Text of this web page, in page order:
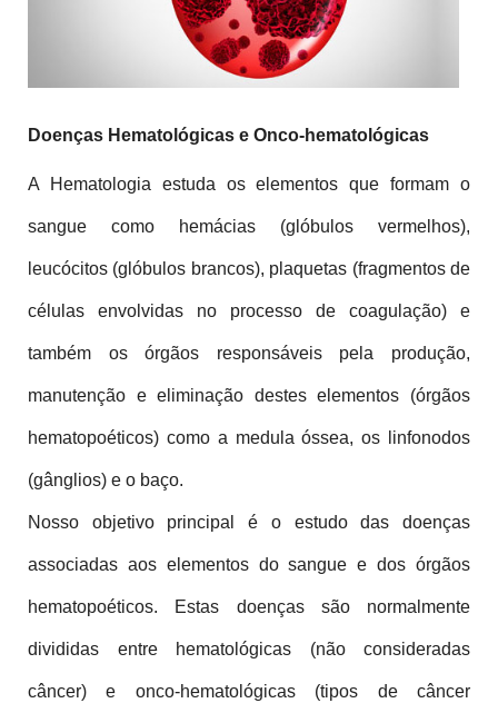
Doenças Hematológicas e Onco-hematológicas
A Hematologia estuda os elementos que formam o
sangue como hemácias (glóbulos vermelhos),
leucócitos (glóbulos brancos), plaquetas (fragmentos de
células envolvidas no processo de coagulação) e
também os órgãos responsáveis pela produção,
manutenção e eliminação destes elementos (órgãos
hematopoéticos) como a medula óssea, os linfonodos
(gânglios) e o baço.
Nosso objetivo principal é o estudo das doenças
associadas aos elementos do sangue e dos órgãos
hematopoéticos. Estas doenças são normalmente
divididas entre hematológicas (não consideradas
câncer) e onco-hematológicas (tipos de câncer